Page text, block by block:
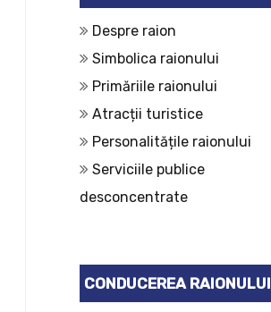
Despre raion
Simbolica raionului
Primăriile raionului
Atracții turistice
Personalitățile raionului
Serviciile publice
desconcentrate
CONDUCEREA RAIONULUI